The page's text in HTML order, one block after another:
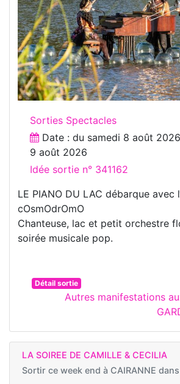
Sorties Spectacles
Date : du samedi 8 août 2026
9 août 2026
Idée sortie n° 341162
LE PIANO DU LAC débarque avec
cOsmOdrOmO
Chanteuse, lac et petit orchestre
soirée musicale pop.
Détail sortie
Autres manifestations
LA SOIREE DE CAMILLE & CECILIA
Sortir ce week end à CAIRANNE